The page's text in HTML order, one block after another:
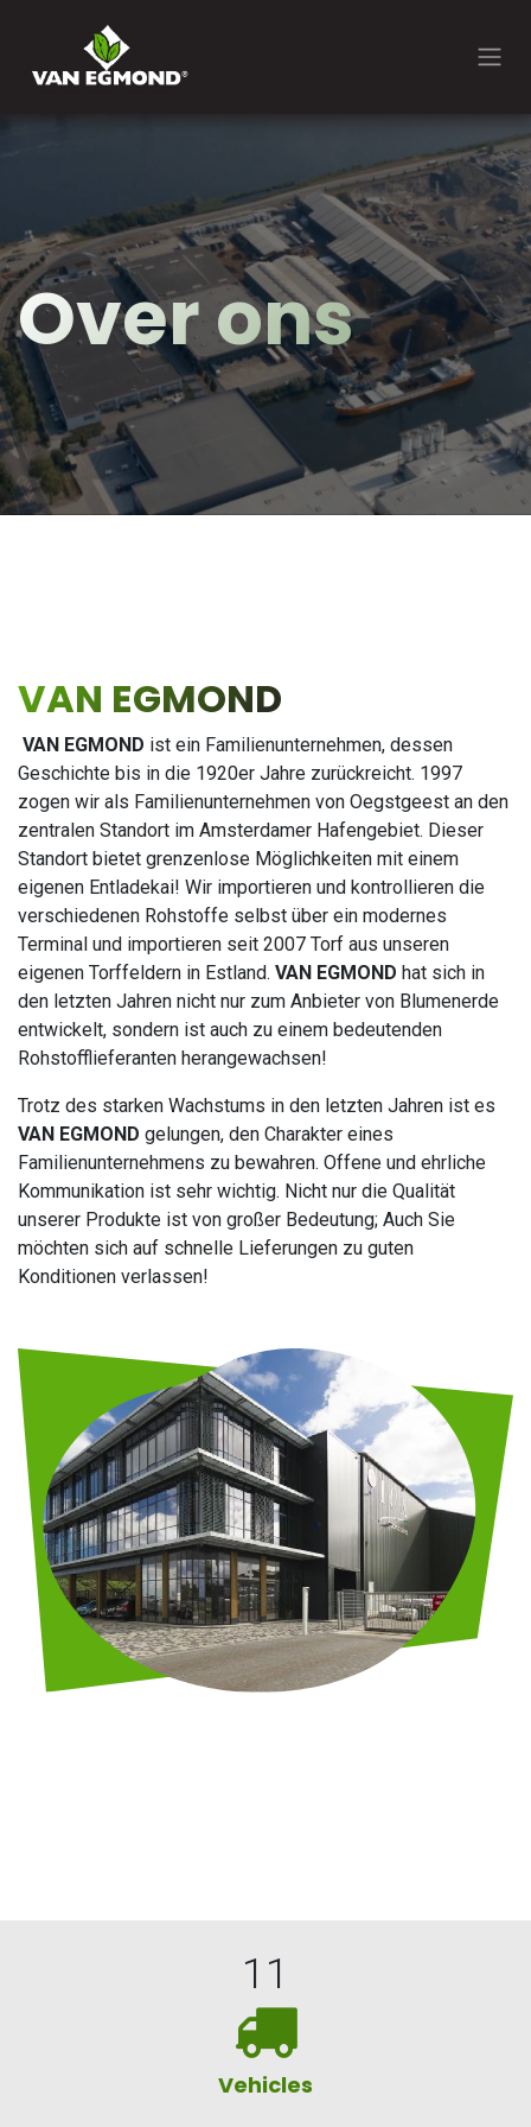
Over ons
VAN EGMOND
VAN EGMOND ist ein Familienunternehmen, dessen
Geschichte bis in die 1920er Jahre zurückreicht. 1997
zogen wir als Familienunternehmen von Oegstgeest an den
zentralen Standort im Amsterdamer Hafengebiet. Dieser
Standort bietet grenzenlose Möglichkeiten mit einem
eigenen Entladekai! Wir importieren und kontrollieren die
verschiedenen Rohstoffe selbst über ein modernes
Terminal und importieren seit 2007 Torf aus unseren
eigenen Torffeldern in Estland. VAN EGMOND hat sich in
den letzten Jahren nicht nur zum Anbieter von Blumenerde
entwickelt, sondern ist auch zu einem bedeutenden
Rohstofflieferanten herangewachsen!
Trotz des starken Wachstums in den letzten Jahren ist es
VAN EGMOND gelungen, den Charakter eines
Familienunternehmens zu bewahren. Offene und ehrliche
Kommunikation ist sehr wichtig. Nicht nur die Qualität
unserer Produkte ist von großer Bedeutung; Auch Sie
möchten sich auf schnelle Lieferungen zu guten
Konditionen verlassen!
11
Vehicles